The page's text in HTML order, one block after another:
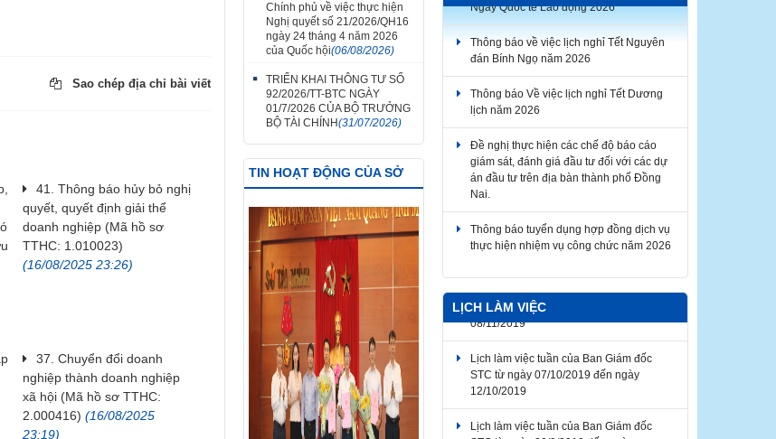
Sao chép địa chỉ bài viết
41. Thông báo hủy bỏ nghị
quyết, quyết định giải thể
doanh nghiệp (Mã hồ sơ
TTHC: 1.010023)
(16/08/2025 23:26)
37. Chuyển đổi doanh
nghiệp thành doanh nghiệp
xã hội (Mã hồ sơ TTHC:
2.000416) (16/08/2025
23:19)
Chính phủ về việc thực hiện
Nghị quyết số 21/2026/QH16
ngày 24 tháng 4 năm 2026
của Quốc hội(06/08/2026)
TRIỂN KHAI THÔNG TƯ SỐ
92/2026/TT-BTC NGÀY
01/7/2026 CỦA BỘ TRƯỞNG
BỘ TÀI CHÍNH(31/07/2026)
TIN HOẠT ĐỘNG CỦA SỞ
Thông báo về việc lịch nghỉ Tết Nguyên
Thông báo Về việc lịch nghỉ Tết Dương
Đề nghị thực hiện các chế độ báo cáo
án đầu tư trên địa bàn thành phố Đồng
Nai.
Thông báo về thời gian nghỉ lễ Giỗ Tổ
Ngày Quốc tế Lao động 2026
LỊCH LÀM VIỆC
Lịch làm việc tuần của Ban Giám đốc
STC từ ngày 07/10/2019 đến ngày
12/10/2019
Lịch làm việc tuần của Ban Giám đốc
STC từ ngày 30/9/2019 đến ngày
04/10/2019